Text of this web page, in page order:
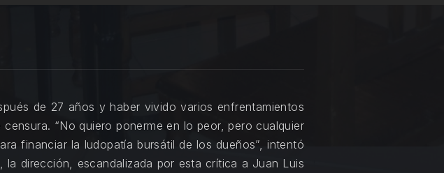
de 27 años y haber vivido varios enfrentamientos
“No quiero ponerme en lo peor, pero cualquier
financiar la ludopatía bursátil de los dueños”, intentó
dirección, escandalizada por esta crítica a Juan Luis